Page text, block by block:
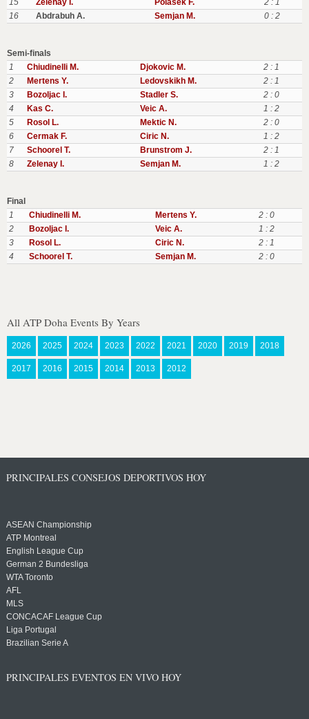
15 Zelenay I. Polasek F.
2 : 1
16
Abdrabuh A. Semjan M. 0 : 2
Semi-finals
1
Chiudinelli M. Djokovic M.
2 : 1
2
Mertens Y. Ledovskikh M.
2 : 1
3
Bozoljac I. Stadler S.
2 : 0
4
Kas C. Veic A.
1 : 2
5
Rosol L. Mektic N.
2 : 0
6
Cermak F. Ciric N.
1 : 2
7
Schoorel T. Brunstrom J.
2 : 1
8
Zelenay I. Semjan M. 1 : 2
Final
1
Chiudinelli M. Mertens Y.
2 : 0
2
Bozoljac I. Veic A.
1 : 2
3
Rosol L. Ciric N.
2 : 1
4
Schoorel T. Semjan M. 2 : 0
All ATP Doha Events By Years
2026 2025 2024 2023 2022 2021 2020 2019 2018
2017 2016 2015 2014 2013 2012
PRINCIPALES CONSEJOS DEPORTIVOS HOY
ASEAN Championship
ATP Montreal
English League Cup
German 2 Bundesliga
WTA Toronto
AFL
MLS
CONCACAF League Cup
Liga Portugal
Brazilian Serie A
PRINCIPALES EVENTOS EN VIVO HOY